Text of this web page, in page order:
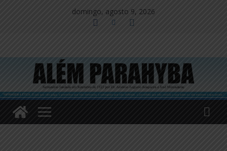
domingo, agosto 9, 2026